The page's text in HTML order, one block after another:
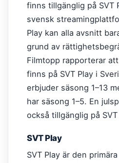
finns tillgänglig på SVT
svensk
Play kan alla avsnitt
grund av
Filmtopp rapporterar
finns på SVT Play i
erbjuder säsong 1–13
har säsong 1–5. En
också tillgänglig på SVT
SVT Play
SVT Play är den